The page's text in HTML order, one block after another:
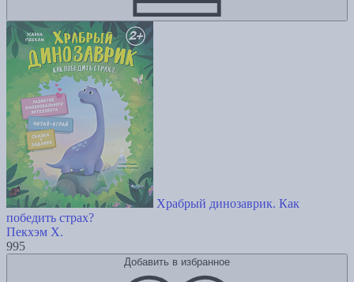
Храбрый динозаврик. Как
победить страх?
Пекхэм Х.
995
Добавить в избранное